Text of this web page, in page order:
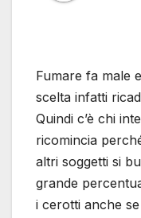
Fumare fa male
scelta infatti
Quindi c’è chi
ricomincia
altri soggetti si
grande
i cerotti anche